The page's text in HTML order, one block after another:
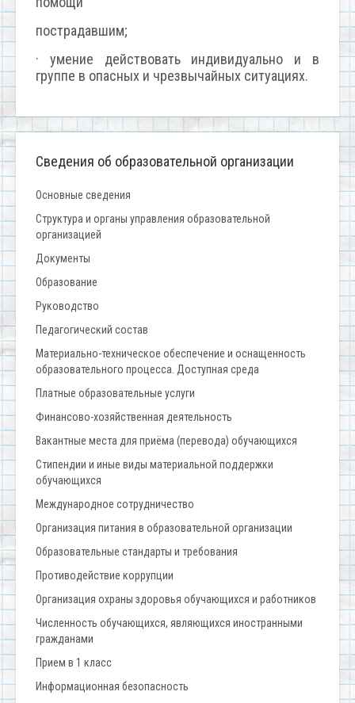
пострадавшим;
· умение действовать индивидуально и в
группе в опасных и чрезвычайных ситуациях.
Сведения об образовательной организации
Основные сведения
Структура и органы управления образовательной
организацией
Документы
Образование
Руководство
Педагогический состав
Материально-техническое обеспечение и оснащенность
образовательного процесса. Доступная среда
Платные образовательные услуги
Финансово-хозяйственная деятельность
Вакантные места для приёма (перевода) обучающихся
Стипендии и иные виды материальной поддержки
обучающихся
Международное сотрудничество
Организация питания в образовательной организации
Образовательные стандарты и требования
Противодействие коррупции
Организация охраны здоровья обучающихся и работников
Численность обучающихся, являющихся иностранными
гражданами
Прием в 1 класс
Информационная безопасность